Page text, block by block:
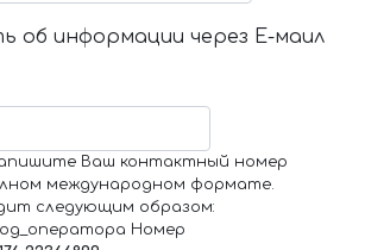
об информации через Е-маил
Ваш контактный номер
международном формате.
следующим образом:
Номер